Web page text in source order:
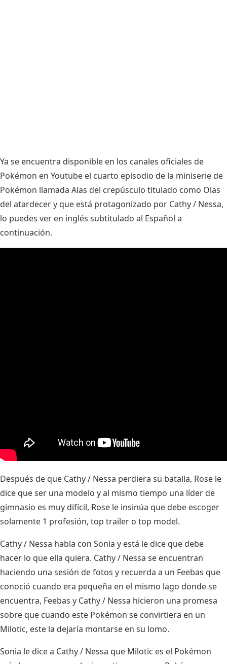
Ya se encuentra disponible en los canales oficiales de
Pokémon en Youtube el cuarto episodio de la miniserie de
Pokémon llamada Alas del crepúsculo titulado como Olas
del atardecer y que está protagonizado por Cathy / Nessa,
lo puedes ver en inglés subtitulado al Español a
continuación.
Después de que Cathy / Nessa perdiera su batalla, Rose le
dice que ser una modelo y al mismo tiempo una líder de
gimnasio es muy difícil, Rose le insinúa que debe escoger
solamente 1 profesión, top trailer o top model.
Cathy / Nessa habla con Sonia y está le dice que debe
hacer lo que ella quiera. Cathy / Nessa se encuentran
haciendo una sesión de fotos y recuerda a un Feebas que
conoció cuando era pequeña en el mismo lago donde se
encuentra, Feebas y Cathy / Nessa hicieron una promesa
sobre que cuando este Pokémon se convirtiera en un
Milotic, este la dejaría montarse en su lomo.
Sonia le dice a Cathy / Nessa que Milotic es el Pokémon